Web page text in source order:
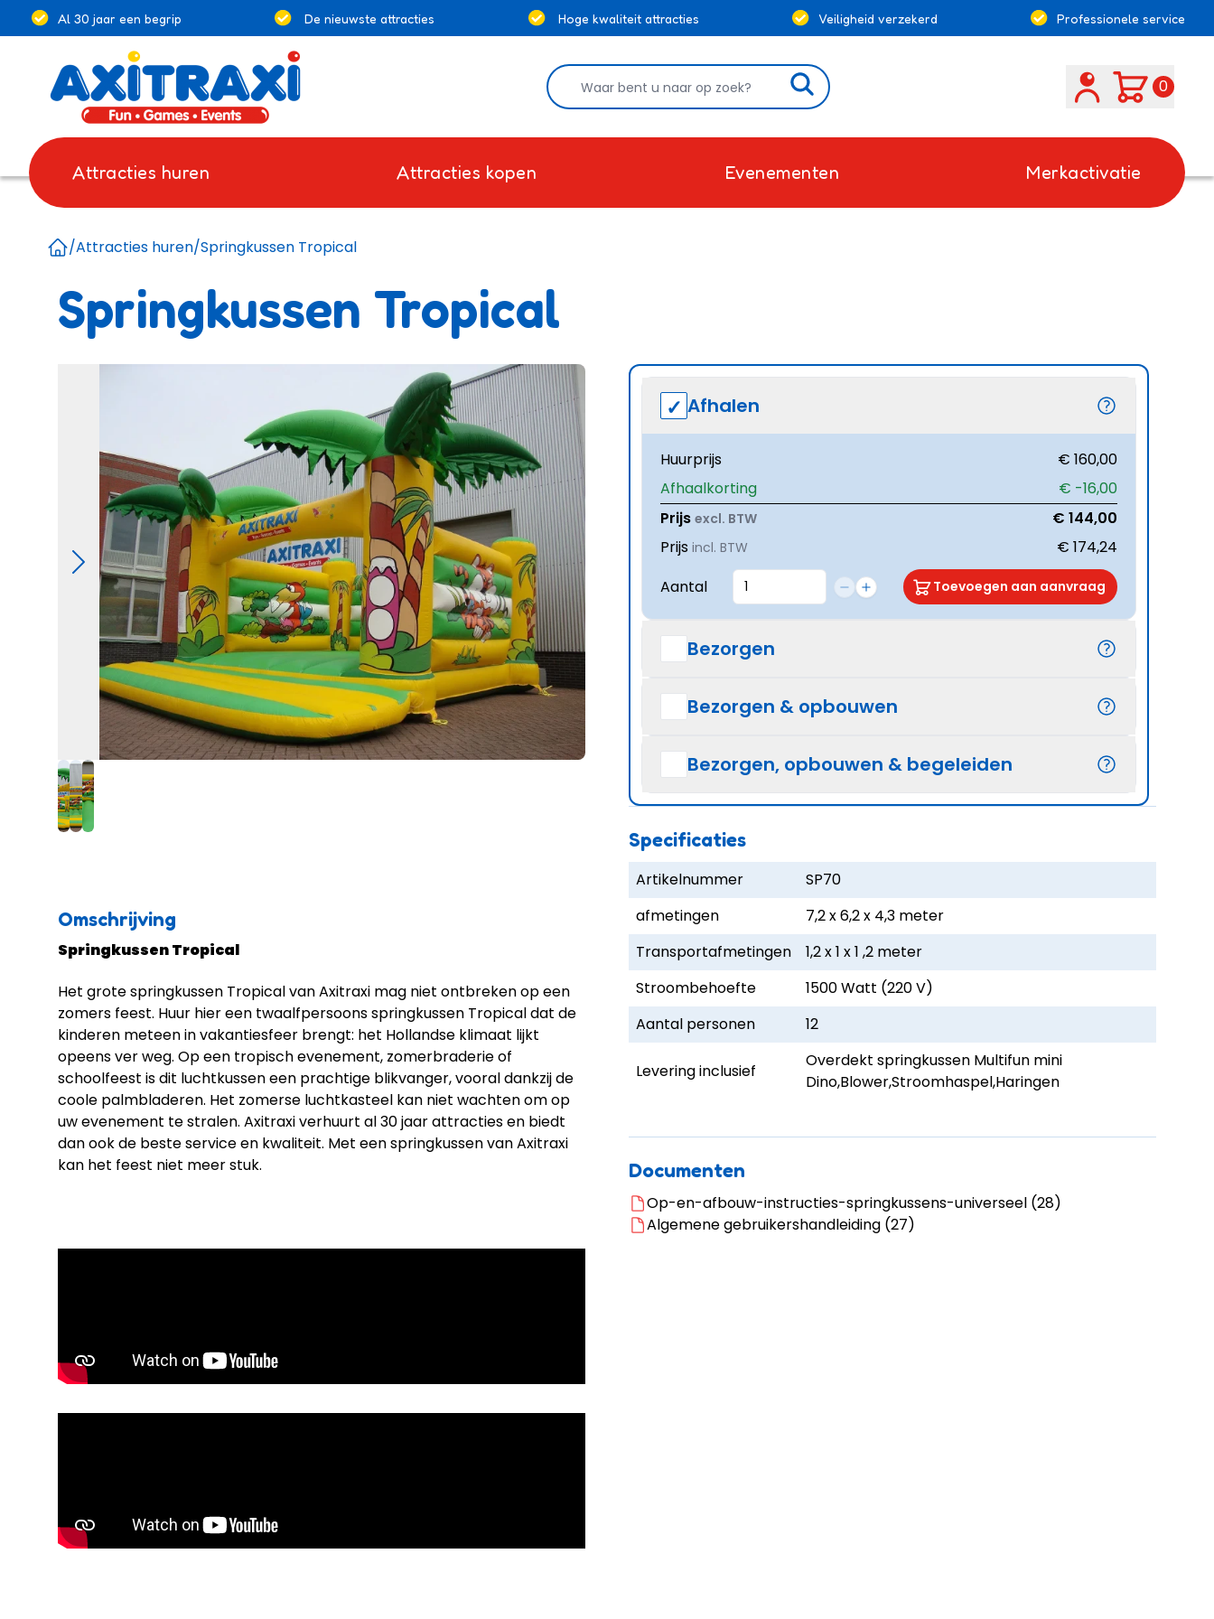
Al 30 jaar een begrip De nieuwste attracties Hoge kwaliteit attracties Veiligheid verzekerd Professionele service
Search 0
Attracties huren Attracties kopen Evenementen Merkactivatie
/Attracties huren/Springkussen Tropical
Springkussen Tropical
Omschrijving
Springkussen Tropical
Het grote springkussen Tropical van Axitraxi mag niet ontbreken op een
zomers feest. Huur hier een twaalfpersoons springkussen Tropical dat de
kinderen meteen in vakantiesfeer brengt: het Hollandse klimaat lijkt
opeens ver weg. Op een tropisch evenement, zomerbraderie of
schoolfeest is dit luchtkussen een prachtige blikvanger, vooral dankzij de
coole palmbladeren. Het zomerse luchtkasteel kan niet wachten om op
uw evenement te stralen. Axitraxi verhuurt al 30 jaar attracties en biedt
dan ook de beste service en kwaliteit. Met een springkussen van Axitraxi
kan het feest niet meer stuk.
Afhalen
Huurprijs
€ 160,00
Afhaalkorting
€ -16,00
Prijs excl. BTW
€ 144,00
Prijs incl. BTW
€ 174,24
Aantal
Toevoegen aan aanvraag
Bezorgen
Bezorgen & opbouwen
Bezorgen, opbouwen & begeleiden
Specificaties
Artikelnummer
SP70
afmetingen
7,2 x 6,2 x 4,3 meter
Transportafmetingen
1,2 x 1 x 1 ,2 meter
Stroombehoefte
1500 Watt (220 V)
Aantal personen
12
Levering inclusief
Overdekt springkussen Multifun mini
Dino,Blower,Stroomhaspel,Haringen
Documenten
Op-en-afbouw-instructies-springkussens-universeel (28)
Algemene gebruikershandleiding (27)